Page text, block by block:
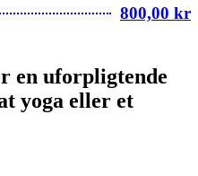
800,00 kr
en uforpligtende
yoga eller et